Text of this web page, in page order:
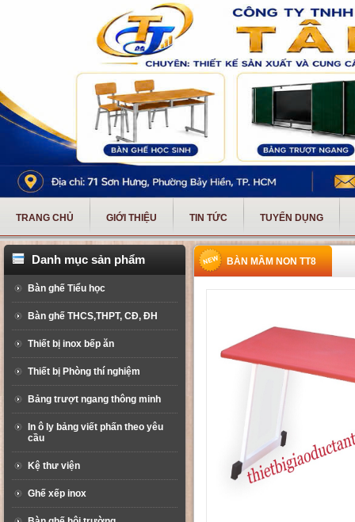
TRANG CHỦ GIỚI THIỆU TIN TỨC TUYỂN DỤNG
Danh mục sản phẩm
Bàn ghế Tiểu học
Bàn ghế THCS,THPT, CĐ, ĐH
Thiết bị inox bếp ăn
Thiết bị Phòng thí nghiệm
Bảng trượt ngang thông minh
In ô ly bảng viết phấn theo yêu
cầu
Kệ thư viện
Ghế xếp inox
BÀN MẦM NON TT8